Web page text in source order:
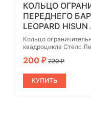
КОЛЬЦО
ПЕРЕДНЕГО
LEOPARD
Кольцо
квадроцикла Стелс
200 ₽ 220₽
КУПИТЬ